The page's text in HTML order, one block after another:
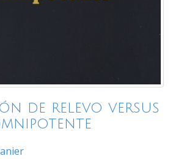
de relevo versus